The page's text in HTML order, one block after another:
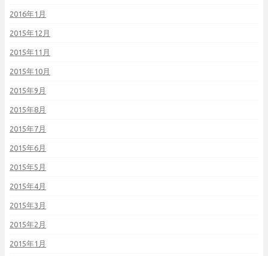
2016年1月
2015年12月
2015年11月
2015年10月
2015年9月
2015年8月
2015年7月
2015年6月
2015年5月
2015年4月
2015年3月
2015年2月
2015年1月